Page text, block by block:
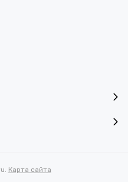
Карта сайта